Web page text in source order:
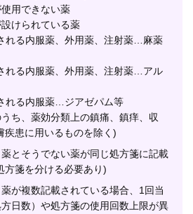
用できない薬
けられている薬
れる内服薬、外用薬、注射薬…麻薬
れる内服薬、外用薬、注射薬…アル
れる内服薬…ジアゼパム等
ち、薬効分類上の鎮痛、鎮痒、収
疾患に用いるものを除く)
とそうでない薬が同じ処方箋に記載
箋を分ける必要あり)
が複数記載されている場合、1回当
日数）や処方箋の使用回数上限が異